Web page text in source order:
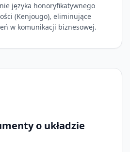
języka honoryfikatywnego
(Kenjougo), eliminujące
w komunikacji biznesowej.
o układzie